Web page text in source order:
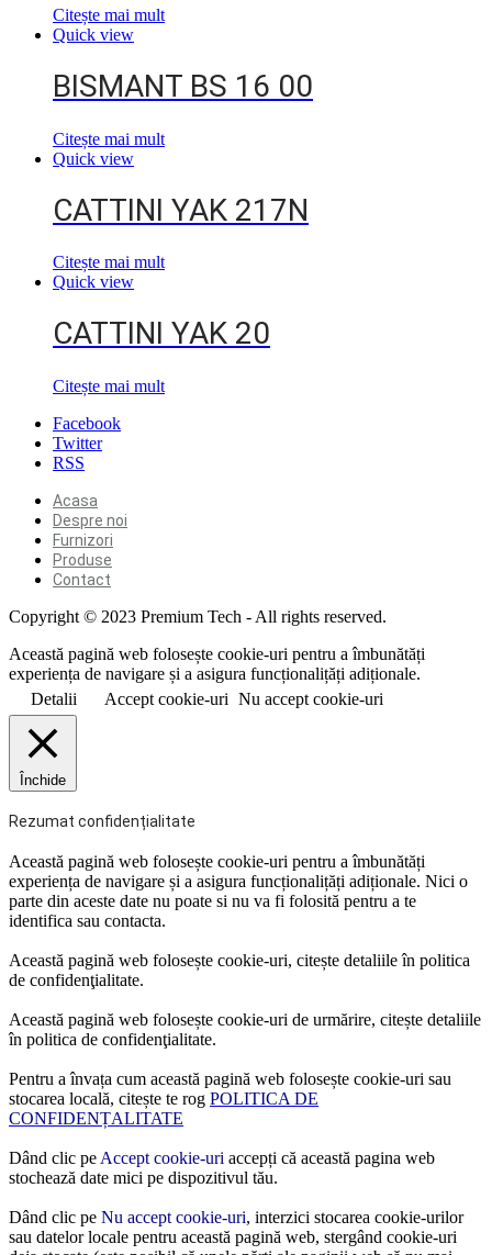
Citește mai mult
Quick view
BISMANT BS 16 00
Citește mai mult
Quick view
CATTINI YAK 217N
Citește mai mult
Quick view
CATTINI YAK 20
Citește mai mult
Facebook
Twitter
RSS
Acasa
Despre noi
Furnizori
Produse
Contact
Copyright © 2023 Premium Tech - All rights reserved.
Această pagină web folosește cookie-uri pentru a îmbunătăți
experiența de navigare și a asigura funcționalițăți adiționale.
Detalii
Accept cookie-uri Nu accept cookie-uri
Închide
Rezumat confidențialitate
Această pagină web folosește cookie-uri pentru a îmbunătăți
experiența de navigare și a asigura funcționalițăți adiționale. Nici o
parte din aceste date nu poate si nu va fi folosită pentru a te
identifica sau contacta.
Această pagină web folosește cookie-uri, citește detaliile în politica
de confidenţialitate.
Această pagină web folosește cookie-uri de urmărire, citește detaliile
în politica de confidenţialitate.
Pentru a învața cum această pagină web folosește cookie-uri sau
stocarea locală, citește te rog POLITICA DE
CONFIDENȚALITATE
Dând clic pe Accept cookie-uri accepți că această pagina web
stochează date mici pe dispozitivul tău.
Dând clic pe Nu accept cookie-uri, interzici stocarea cookie-urilor
sau datelor locale pentru această pagină web, stergând cookie-uri